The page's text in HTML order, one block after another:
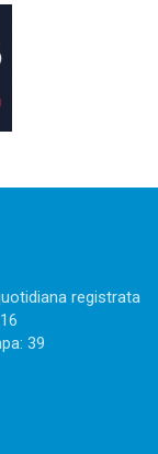
registrata
39